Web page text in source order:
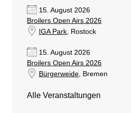
15. August 2026
Broilers Open Airs 2026
IGA Park, Rostock
15. August 2026
Broilers Open Airs 2026
Bürgerweide, Bremen
Alle Veranstaltungen